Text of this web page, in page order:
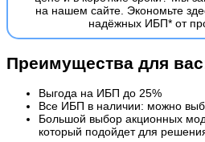
на нашем сайте. Экономьте
надёжных ИБП* от
Преимущества для
Выгода на ИБП до 25%
Все ИБП в наличии: можно
Большой выбор акционных
который подойдет для